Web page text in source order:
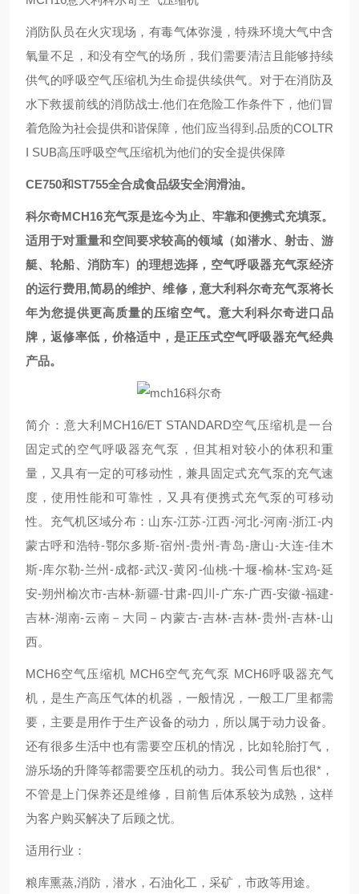
消防队员在火灾现场，有毒气体弥漫，特殊环境大气中含
氧量不足，和没有空气的场所，我们需要清洁且能够持续
供气的呼吸空气压缩机为生命提供续供气。对于在消防及
水下救援前线的消防战士.他们在危险工作条件下，他们冒
着危险为社会提供和谐保障，他们应当得到.品质的COLTR
I SUB高压呼吸空气压缩机为他们的安全提供保障
CE750和ST755全合成食品级安全润滑油。
科尔奇MCH16充气泵是迄今为止、牢靠和便携式充填泵。
适用于对重量和空间要求较高的领域（如潜水、射击、游
艇、轮船、消防车）的理想选择，空气呼吸器充气泵经济
的运行费用,简易的维护、维修，意大利科尔奇充气泵将长
年为您提供更高质量的压缩空气。意大利科尔奇进口品
牌，返修率低，价格适中，是正压式空气呼吸器充气经典
产品。
简介：意大利MCH16/ET STANDARD空气压缩机是一台
固定式的空气呼吸器充气泵，但其相对较小的体积和重
量，又具有一定的可移动性，兼具固定式充气泵的充气速
度，使用性能和可靠性，又具有便携式充气泵的可移动
性。充气机区域分布：山东-江苏-江西-河北-河南-浙江-内
蒙古呼和浩特-鄂尔多斯-宿州-贵州-青岛-唐山-大连-佳木
斯-库尔勒-兰州-成都-武汉-黄冈-仙桃-十堰-榆林-宝鸡-延
安-朔州榆次市-吉林-新疆-甘肃-四川-广东-广西-安徽-福建-
吉林-湖南-云南－大同－内蒙古-吉林-吉林-贵州-吉林-山
西。
MCH6空气压缩机 MCH6空气充气泵 MCH6呼吸器充气
机，是生产高压气体的机器，一般情况，一般工厂里都需
要，主要是用作于生产设备的动力，所以属于动力设备。
还有很多生活中也有需要空压机的情况，比如轮胎打气，
游乐场的升降等都需要空压机的动力。我公司售后也很*，
不管是上门保养还是维修，目前售后体系较为成熟，这样
为客户购买解决了后顾之忧。
适用行业：
粮库熏蒸,消防，潜水，石油化工，采矿，市政等用途。